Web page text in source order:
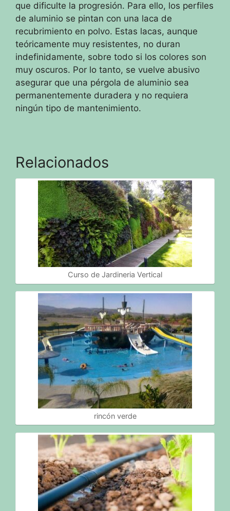
que dificulte la progresión. Para ello, los perfiles
de aluminio se pintan con una laca de
recubrimiento en polvo. Estas lacas, aunque
teóricamente muy resistentes, no duran
indefinidamente, sobre todo si los colores son
muy oscuros. Por lo tanto, se vuelve abusivo
asegurar que una pérgola de aluminio sea
permanentemente duradera y no requiera
ningún tipo de mantenimiento.
Relacionados
Curso de Jardineria Vertical
rincón verde